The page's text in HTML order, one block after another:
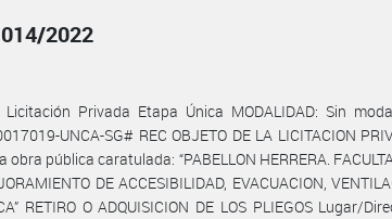
2022
Licitación Privada Etapa Única MODALIDAD: Sin
UNCA-SG# REC OBJETO DE LA LICITACION
pública caratulada: “PABELLON HERRERA.
DE ACCESIBILIDAD, EVACUACION,
RETIRO O ADQUISICION DE LOS PLIEGOS Lugar/